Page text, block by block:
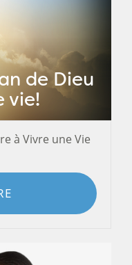
de Dieu
vie!
à Vivre une Vie